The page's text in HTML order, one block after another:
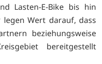
Lasten-E-Bike bis hin
legen Wert darauf, dass
beziehungsweise
bereitgestellt